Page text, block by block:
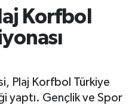
Korfbol
Plaj Korfbol Türkiye
yaptı. Gençlik ve Spor
ve Fikstür